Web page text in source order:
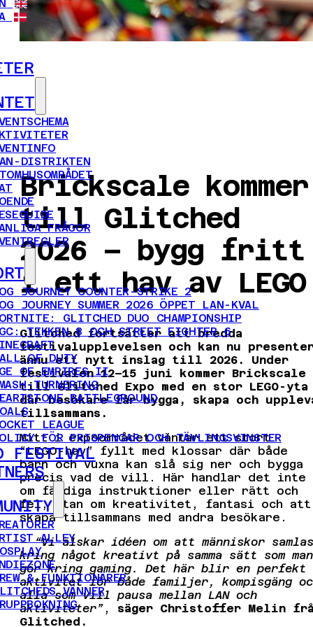
DISTRIKTEN
FRÅGOR
JOURNEY COUNTER-STRIKE 2
JOURNEY SUMMER 2026 ÖPPET LAN-KVAL
GLITCHED DUO CHAMPIONSHIP
TEKKEN 8 OCH STREET FIGHTER 6
OF DUTY
OF EMPIRES II
TURNERING
BATTLEGROUND
LEAGUE
FÖR PRISPENGAR OCH TÄVLINGSVINSTER
FESTIVAL
ALLEY
& FUNKTIONÄRER
VÄNNER
Brickscale kommer
till Glitched
2026 – bygg fritt
i ett hav av LEGO
Glitched fortsätter att bredda
festivalupplevelsen och kan nu
ännu ett nytt inslag till 2026. Under
festivalen 12–15 juni kommer Brickscale
till Glitched Expo med en stor LEGO-yta
där besökare får bygga, skapa och
tillsammans.
Mitt i expoområdet väntar ett stort
“LEGO-hav” fyllt med klossar där både
barn och vuxna kan slå sig ner och bygga
precis vad de vill. Här handlar det inte
om färdiga instruktioner eller rätt och
fel, utan om kreativitet, fantasi och att
skapa tillsammans med andra besökare.
–“Vi älskar idéen om att människor samlas
kring något kreativt på samma sätt som man
gör kring gaming. Det här blir en perfekt
aktivitet för både familjer, kompisgäng
alla som vill pausa mellan LAN och
aktiviteter” , säger Christoffer Melin
Glitched.